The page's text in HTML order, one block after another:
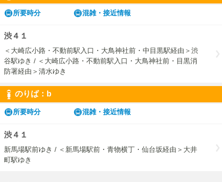
a
所要時分 混雑・接近情報
渋４１
＜大崎広小路・不動前駅入口・大鳥神社前・中目黒駅経由＞渋
谷駅ゆき / ＜大崎広小路・不動前駅入口・大鳥神社前・目黒消
防署経由＞清水ゆき
のりば： b
b
所要時分 混雑・接近情報
渋４１
新馬場駅前ゆき / ＜新馬場駅前・青物横丁・仙台坂経由＞大井
町駅ゆき